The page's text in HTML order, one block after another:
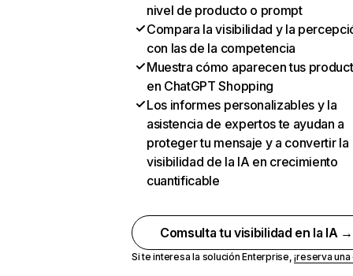
nivel de producto o prompt
Compara la visibilidad y la
con las de la competencia
Muestra cómo aparecen tus
en ChatGPT Shopping
Los informes personalizables y la
asistencia de expertos te ayudan a
proteger tu mensaje y a convertir la
visibilidad de la IA en crecimiento
cuantificable
Comsulta tu visibilidad en la IA →
Si te interesa la solución Enterprise,¡reserva